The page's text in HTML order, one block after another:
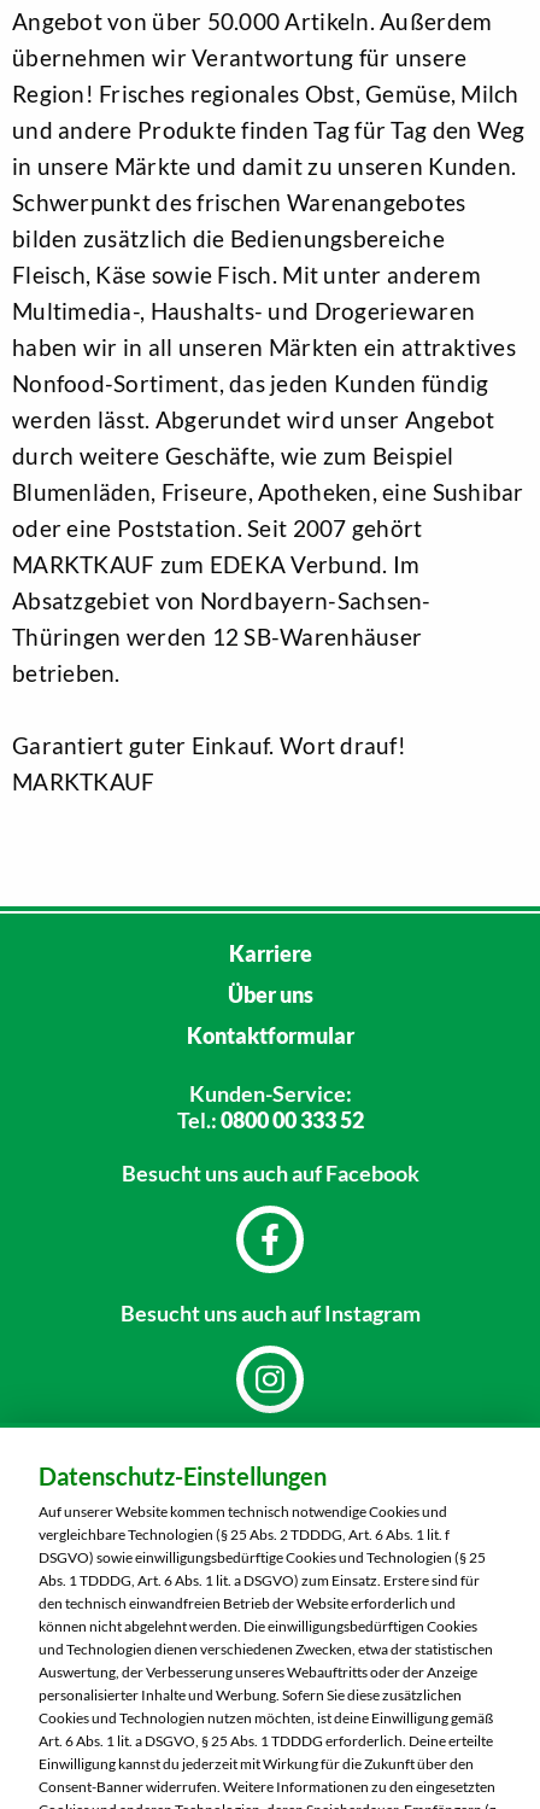
Angebot von über 50.000 Artikeln. Außerdem
übernehmen wir Verantwortung für unsere
Region! Frisches regionales Obst, Gemüse, Milch
und andere Produkte finden Tag für Tag den Weg
in unsere Märkte und damit zu unseren Kunden.
Schwerpunkt des frischen Warenangebotes
bilden zusätzlich die Bedienungsbereiche
Fleisch, Käse sowie Fisch. Mit unter anderem
Multimedia-, Haushalts- und Drogeriewaren
haben wir in all unseren Märkten ein attraktives
Nonfood-Sortiment, das jeden Kunden fündig
werden lässt. Abgerundet wird unser Angebot
durch weitere Geschäfte, wie zum Beispiel
Blumenläden, Friseure, Apotheken, eine Sushibar
oder eine Poststation. Seit 2007 gehört
MARKTKAUF zum EDEKA Verbund. Im
Absatzgebiet von Nordbayern-Sachsen-
Thüringen werden 12 SB-Warenhäuser
betrieben.
Garantiert guter Einkauf. Wort drauf!
MARKTKAUF
Karriere
Über uns
Kontaktformular
Kunden-Service:
Tel.:0800 00 333 52
Besucht unsauch auf Facebook
Besucht unsauch auf Instagram
MARKTKAUF Markkleeberg
Städtelner Straße 54
04416 Markkleeberg
Telefon:0341 35390
Markt ändern
Öffnungszeiten diese Woche:
Mo:
07:00 – 20:00 Uhr
Di:
07:00 – 20:00 Uhr
Mi:
07:00 – 20:00 Uhr
Datenschutz-Einstellungen
Auf unserer Website kommen technisch notwendige Cookies und
vergleichbare Technologien (§ 25 Abs. 2 TDDDG, Art. 6 Abs. 1 lit. f
DSGVO) sowie einwilligungsbedürftige Cookies und Technologien (§ 25
Abs. 1 TDDDG, Art. 6 Abs. 1 lit. a DSGVO) zum Einsatz. Erstere sind für
den technisch einwandfreien Betrieb der Website erforderlich und
können nicht abgelehnt werden. Die einwilligungsbedürftigen Cookies
und Technologien dienen verschiedenen Zwecken, etwa der statistischen
Auswertung, der Verbesserung unseres Webauftritts oder der Anzeige
personalisierter Inhalte und Werbung. Sofern Sie diese zusätzlichen
Cookies und Technologien nutzen möchten, ist deine Einwilligung gemäß
Art. 6 Abs. 1 lit. a DSGVO, § 25 Abs. 1 TDDDG erforderlich. Deine erteilte
Einwilligung kannst du jederzeit mit Wirkung für die Zukunft über den
Consent-Banner widerrufen. Weitere Informationen zu den eingesetzten